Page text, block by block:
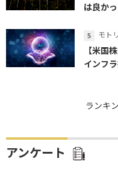
は良か
モト
【米国
インフ
ランキ
アンケート